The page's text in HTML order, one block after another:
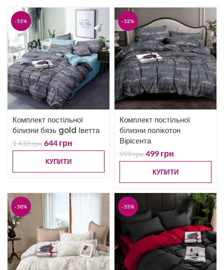
-55%
Комплект постільної
білизни бязь gold Іветта
1 433грн 644 грн
КУПИТИ
-52%
Комплект постільної
білизни полікотон
Вірісента
999грн 499 грн
КУПИТИ
-50% -55%